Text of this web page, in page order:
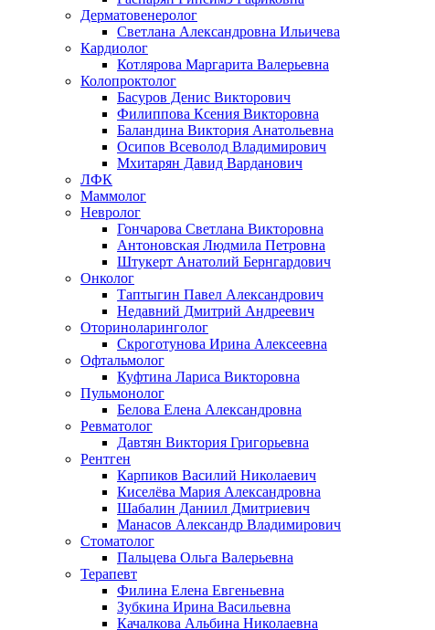
Дерматовенеролог
Светлана Александровна Ильичева
Кардиолог
Котлярова Маргарита Валерьевна
Колопроктолог
Басуров Денис Викторович
Филиппова Ксения Викторовна
Баландина Виктория Анатольевна
Осипов Всеволод Владимирович
Мхитарян Давид Варданович
ЛФК
Маммолог
Невролог
Гончарова Светлана Викторовна
Антоновская Людмила Петровна
Штукерт Анатолий Бернгардович
Онколог
Таптыгин Павел Александрович
Недавний Дмитрий Андреевич
Оториноларинголог
Скроготунова Ирина Алексеевна
Офтальмолог
Куфтина Лариса Викторовна
Пульмонолог
Белова Елена Александровна
Ревматолог
Давтян Виктория Григорьевна
Рентген
Карпиков Василий Николаевич
Киселёва Мария Александровна
Шабалин Даниил Дмитриевич
Манасов Александр Владимирович
Стоматолог
Пальцева Ольга Валерьевна
Терапевт
Филина Елена Евгеньевна
Зубкина Ирина Васильевна
Качалкова Альбина Николаевна